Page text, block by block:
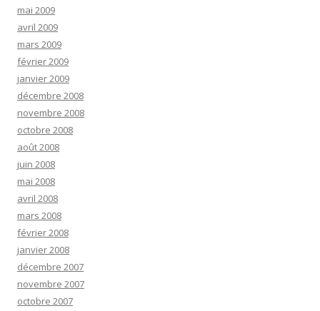
mai 2009
avril 2009
mars 2009
février 2009
janvier 2009
décembre 2008
novembre 2008
octobre 2008
août 2008
juin 2008
mai 2008
avril 2008
mars 2008
février 2008
janvier 2008
décembre 2007
novembre 2007
octobre 2007